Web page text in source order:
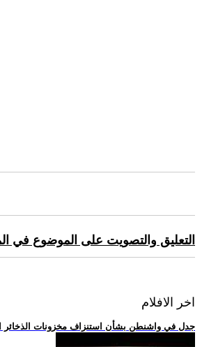
التعليق والتصويت على الموضوع في
اخر الافلام
.. جدل في واشنطن بشأن استنزاف مخزونات الذخائر